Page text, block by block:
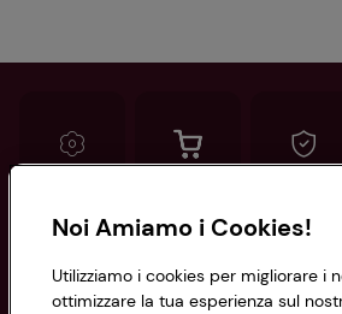
Informazioni
Noi Amiamo i Cookies!
Utilizziamo i cookies per migliorare i
ottimizzare la tua esperienza sul